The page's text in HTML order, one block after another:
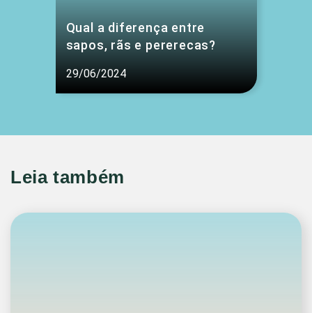
Qual a diferença entre
sapos, rãs e pererecas?
29/06/2024
Leia também